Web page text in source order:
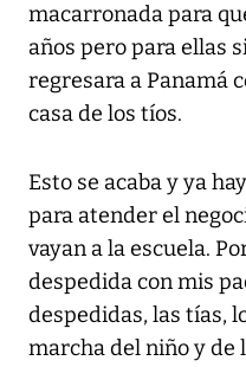
macarronada para
años pero para ellas
regresara a Panamá
casa de los tíos.
Esto se acaba y ya
para atender el
vayan a la escuela.
despedida con mis
despedidas, las tías,
marcha del niño y de